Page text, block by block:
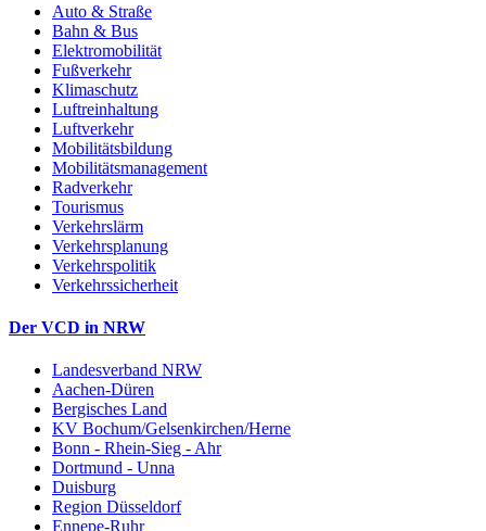
Auto & Straße
Bahn & Bus
Elektromobilität
Fußverkehr
Klimaschutz
Luftreinhaltung
Luftverkehr
Mobilitätsbildung
Mobilitätsmanagement
Radverkehr
Tourismus
Verkehrslärm
Verkehrsplanung
Verkehrspolitik
Verkehrssicherheit
Der VCD in NRW
Landesverband NRW
Aachen-Düren
Bergisches Land
KV Bochum/Gelsenkirchen/Herne
Bonn - Rhein-Sieg - Ahr
Dortmund - Unna
Duisburg
Region Düsseldorf
Ennepe-Ruhr